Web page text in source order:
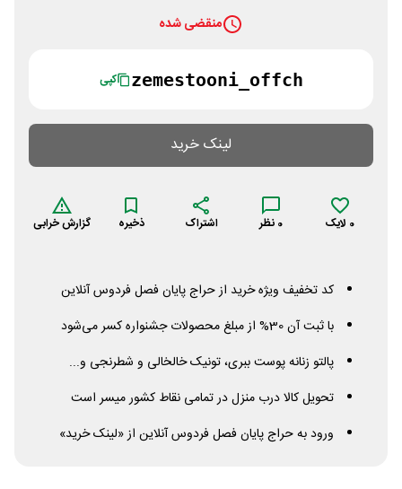
منقضی شده
zemestooni_offch کپی
لینک خرید
0 لایک 0 نظر اشتراک ذخیره گزارش خرابی
کد تخفیف ویژه خرید از حراج پایان فصل فردوس آنلاین
با ثبت آن 30% از مبلغ محصولات جشنواره کسر می‌شود
پالتو زنانه پوست ببری، تونیک خالخالی و شطرنجی و...
تحویل کالا درب منزل در تمامی نقاط کشور میسر است
ورود به حراج پایان فصل فردوس آنلاین از «لینک خرید»